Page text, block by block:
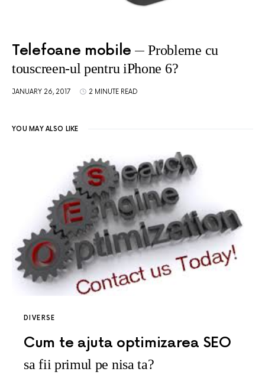
Telefoane mobile
Probleme cu
touscreen-ul pentru iPhone 6?
JANUARY 26, 2017 2 MINUTE READ
YOU MAY ALSO LIKE
DIVERSE
Cum te ajuta optimizarea SEO
sa fii primul pe nisa ta?